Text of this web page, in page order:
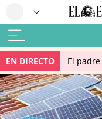
EN DIRECTO El